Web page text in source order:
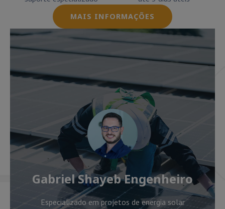
MAIS INFORMAÇÕES
Gabriel Shayeb Engenheiro
Especializado em projetos de energia solar